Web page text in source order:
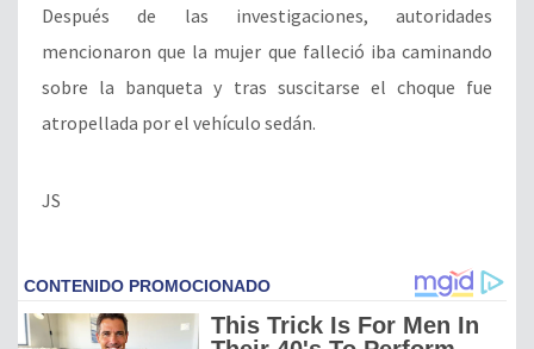
Después de las investigaciones, autoridades
mencionaron que la mujer que falleció iba caminando
sobre la banqueta y tras suscitarse el choque fue
atropellada por el vehículo sedán.
JS